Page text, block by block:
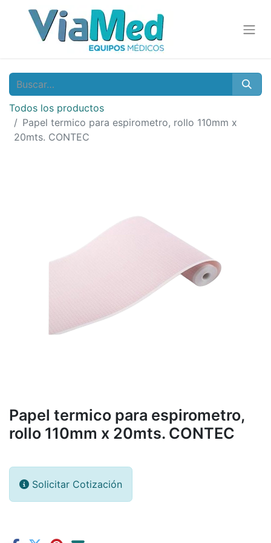
Todos los productos
Papel termico para espirometro, rollo 110mm x
20mts. CONTEC
Papel termico para espirometro,
rollo 110mm x 20mts. CONTEC
Solicitar Cotización